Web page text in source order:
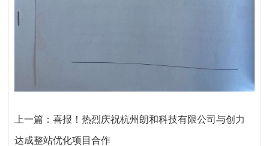
上一篇：喜报！热烈庆祝杭州朗和科技有限公司与创力
达成整站优化项目合作